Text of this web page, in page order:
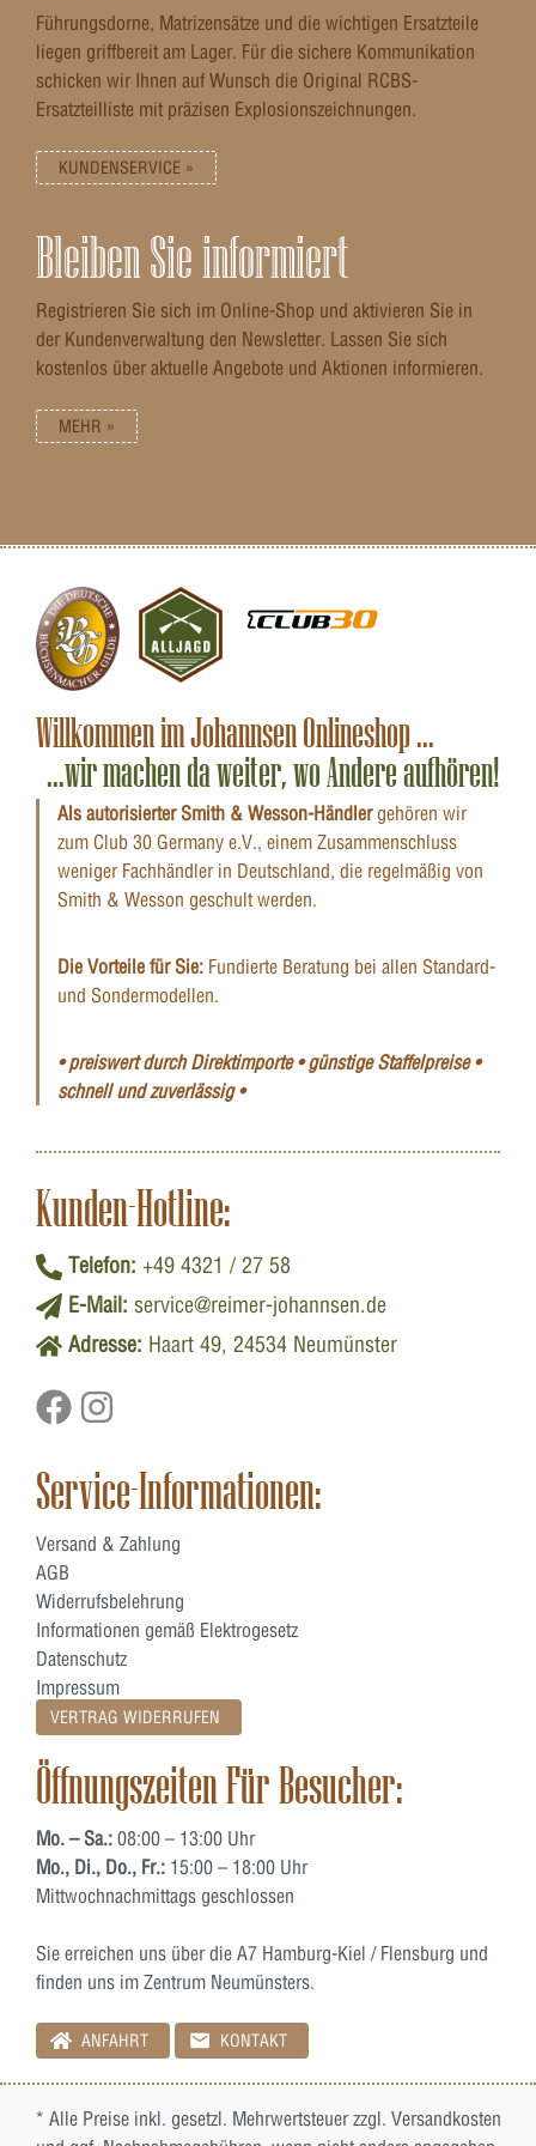
Führungsdorne, Matrizensätze und die wichtigen Ersatzteile
liegen griffbereit am Lager. Für die sichere Kommunikation
schicken wir Ihnen auf Wunsch die Original RCBS-
Ersatzteilliste mit präzisen Explosionszeichnungen.
KUNDENSERVICE »
Bleiben Sie informiert
Registrieren Sie sich im Online-Shop und aktivieren Sie in
der Kundenverwaltung den Newsletter. Lassen Sie sich
kostenlos über aktuelle Angebote und Aktionen informieren.
MEHR »
Willkommen im Johannsen Onlineshop ...
...wir machen da weiter, wo Andere aufhören!
Als autorisierter Smith & Wesson-Händlergehören wir
zum Club 30 Germany e.V., einem Zusammenschluss
weniger Fachhändler in Deutschland, die regelmäßig von
Smith & Wesson geschult werden.
Die Vorteile für Sie: Fundierte Beratung bei allen Standard-
und Sondermodellen.
• preiswert durch Direktimporte • günstige Staffelpreise •
schnell und zuverlässig •
Kunden-Hotline:
Telefon: +49 4321 / 27 58
E-Mail: service@reimer-johannsen.de
Adresse: Haart 49, 24534 Neumünster
Service-Informationen:
Versand & Zahlung
AGB
Widerrufsbelehrung
Informationen gemäß Elektrogesetz
Datenschutz
Impressum
VERTRAG WIDERRUFEN
Öffnungszeiten Für Besucher:
Mo. – Sa.: 08:00 – 13:00 Uhr
Mo., Di., Do., Fr.: 15:00 – 18:00 Uhr
Mittwochnachmittags geschlossen
Sie erreichen uns über die A7 Hamburg-Kiel / Flensburg und
finden uns im Zentrum Neumünsters.
ANFAHRT KONTAKT
* Alle Preise inkl. gesetzl. Mehrwertsteuer zzgl. Versandkosten